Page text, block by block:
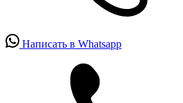
Написать в Whatsapp